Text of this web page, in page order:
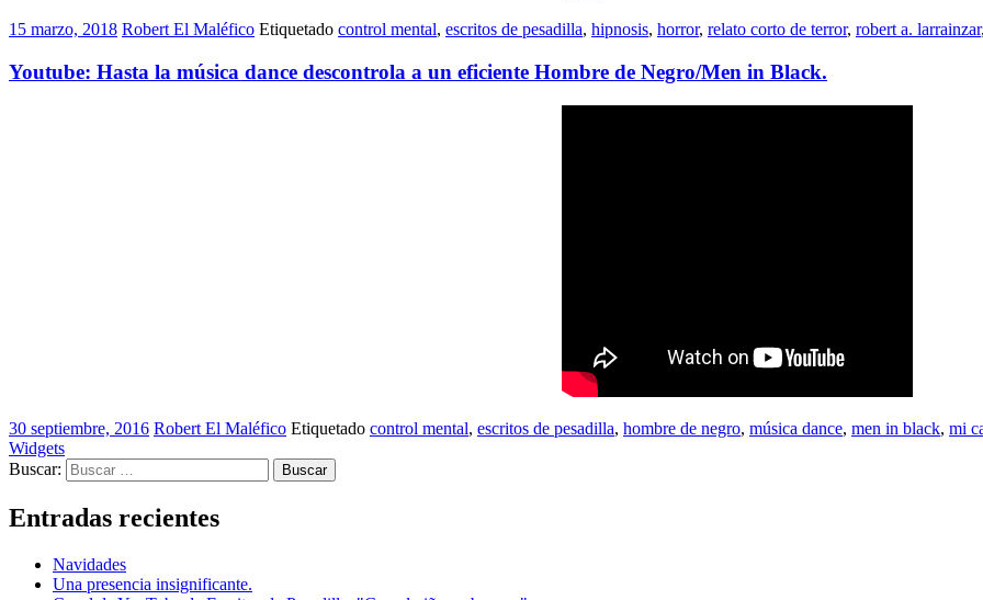
15 marzo, 2018 Robert El Maléfico Etiquetado control mental, escritos de pesadilla, hipnosis, horror, relato corto de terror, robert a. larrainzar,
Youtube: Hasta la música dance descontrola a un eficiente Hombre de Negro/Men in Black.
30 septiembre, 2016 Robert El Maléfico Etiquetado control mental, escritos de pesadilla, hombre de negro, música dance, men in black, mi
Widgets
Buscar:
Entradas recientes
Navidades
Una presencia insignificante.